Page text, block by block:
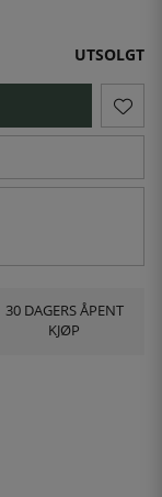
UTSOLGT
30 DAGERS ÅPENT
KJØP